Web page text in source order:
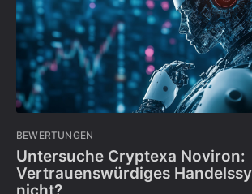
BEWERTUNGEN
Untersuche Cryptexa Noviron:
Vertrauenswürdiges
nicht?